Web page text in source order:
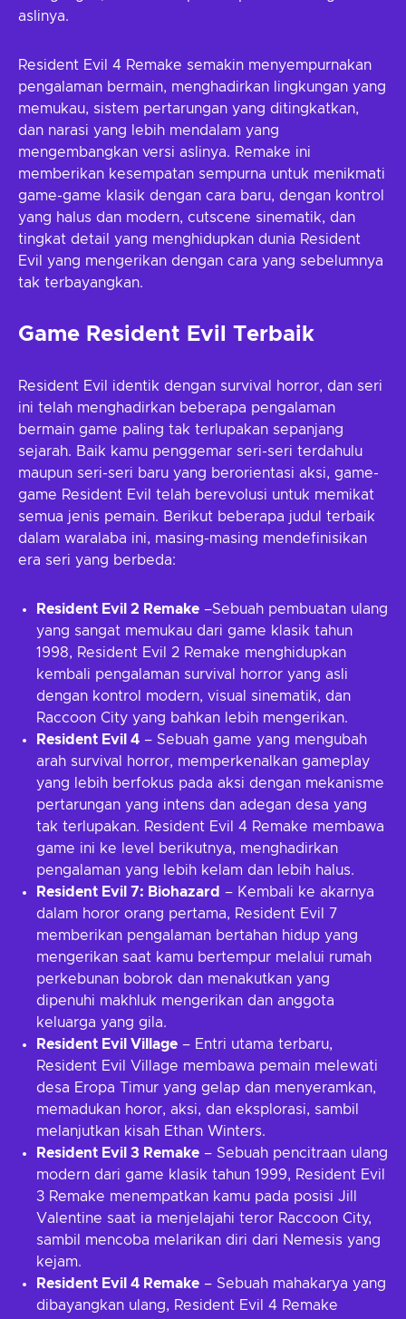
aslinya.
Resident Evil 4 Remake semakin menyempurnakan
pengalaman bermain, menghadirkan lingkungan yang
memukau, sistem pertarungan yang ditingkatkan,
dan narasi yang lebih mendalam yang
mengembangkan versi aslinya. Remake ini
memberikan kesempatan sempurna untuk menikmati
game-game klasik dengan cara baru, dengan kontrol
yang halus dan modern, cutscene sinematik, dan
tingkat detail yang menghidupkan dunia Resident
Evil yang mengerikan dengan cara yang sebelumnya
tak terbayangkan.
Game Resident Evil Terbaik
Resident Evil identik dengan survival horror, dan seri
ini telah menghadirkan beberapa pengalaman
bermain game paling tak terlupakan sepanjang
sejarah. Baik kamu penggemar seri-seri terdahulu
maupun seri-seri baru yang berorientasi aksi, game-
game Resident Evil telah berevolusi untuk memikat
semua jenis pemain. Berikut beberapa judul terbaik
dalam waralaba ini, masing-masing mendefinisikan
era seri yang berbeda:
Resident Evil 2 Remake –Sebuah pembuatan ulang
yang sangat memukau dari game klasik tahun
1998, Resident Evil 2 Remake menghidupkan
kembali pengalaman survival horror yang asli
dengan kontrol modern, visual sinematik, dan
Raccoon City yang bahkan lebih mengerikan.
Resident Evil 4 – Sebuah game yang mengubah
arah survival horror, memperkenalkan gameplay
yang lebih berfokus pada aksi dengan mekanisme
pertarungan yang intens dan adegan desa yang
tak terlupakan. Resident Evil 4 Remake membawa
game ini ke level berikutnya, menghadirkan
pengalaman yang lebih kelam dan lebih halus.
Resident Evil 7: Biohazard – Kembali ke akarnya
dalam horor orang pertama, Resident Evil 7
memberikan pengalaman bertahan hidup yang
mengerikan saat kamu bertempur melalui rumah
perkebunan bobrok dan menakutkan yang
dipenuhi makhluk mengerikan dan anggota
keluarga yang gila.
Resident Evil Village – Entri utama terbaru,
Resident Evil Village membawa pemain melewati
desa Eropa Timur yang gelap dan menyeramkan,
memadukan horor, aksi, dan eksplorasi, sambil
melanjutkan kisah Ethan Winters.
Resident Evil 3 Remake – Sebuah pencitraan ulang
modern dari game klasik tahun 1999, Resident Evil
3 Remake menempatkan kamu pada posisi Jill
Valentine saat ia menjelajahi teror Raccoon City,
sambil mencoba melarikan diri dari Nemesis yang
kejam.
Resident Evil 4 Remake – Sebuah mahakarya yang
dibayangkan ulang, Resident Evil 4 Remake